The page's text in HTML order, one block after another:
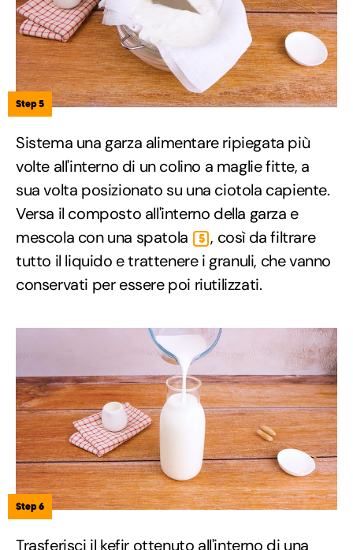
Step 5
Sistema una garza alimentare ripiegata più
volte all'interno di un colino a maglie fitte, a
sua volta posizionato su una ciotola capiente.
Versa il composto all'interno della garza e
mescola con una spatola
5 , così da filtrare
tutto il liquido e trattenere i granuli, che vanno
conservati per essere poi riutilizzati.
Step 6
Trasferisci il kefir ottenuto all'interno di una